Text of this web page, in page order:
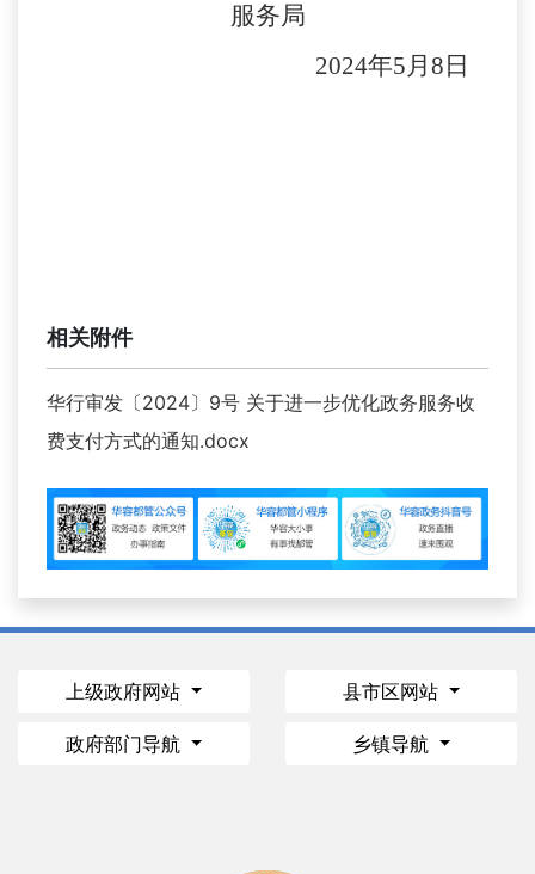
服务局
2024年5月8日
相关附件
华行审发〔2024〕9号 关于进一步优化政务服务收
费支付方式的通知.docx
上级政府网站 县市区网站
政府部门导航 乡镇导航